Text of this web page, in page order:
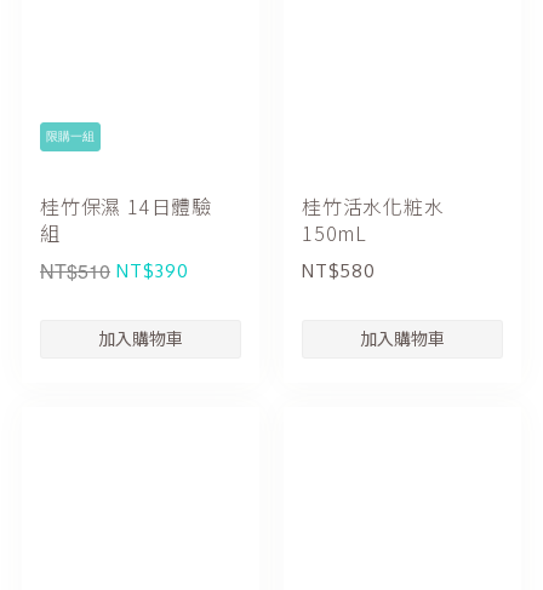
限購一組
桂竹保濕 14日體驗
組
NT$510 NT$390
桂竹活水化粧水
150mL
NT$580